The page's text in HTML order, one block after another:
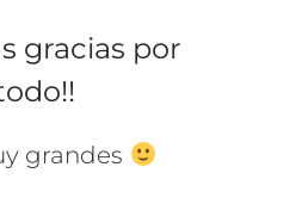
gracias por
grandes